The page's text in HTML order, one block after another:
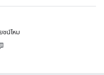
ชน์ไหม